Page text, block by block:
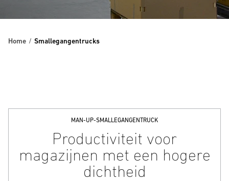
Home Smallegangentrucks
MAN-UP-SMALLEGANGENTRUCK
Productiviteit voor
magazijnen met een hogere
dichtheid